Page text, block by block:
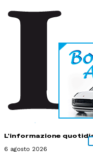
L'informazione
6 agosto 2026